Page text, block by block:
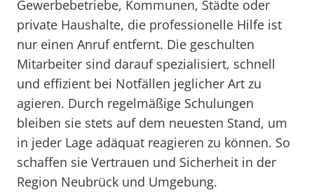
Gewerbebetriebe, Kommunen, Städte oder
private Haushalte, die professionelle Hilfe ist
nur einen Anruf entfernt. Die geschulten
Mitarbeiter sind darauf spezialisiert, schnell
und effizient bei Notfällen jeglicher Art zu
agieren. Durch regelmäßige Schulungen
bleiben sie stets auf dem neuesten Stand, um
in jeder Lage adäquat reagieren zu können. So
schaffen sie Vertrauen und Sicherheit in der
Region Neubrück und Umgebung.